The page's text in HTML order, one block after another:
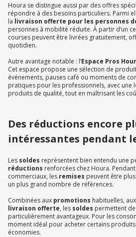
Houra se distingue aussi par des offres
répondre à des besoins particuliers. Parmi
la livraison offerte pour les personnes
personnes à mobilité réduite. À partir d’un
courses peuvent être livrées gratuitement,
quotidien.
Autre avantage notable : l’Espace Pros
Cet espace propose une sélection de
événements, pauses café ou moments de
pratiques pour les professionnels, avec une
produits de qualité, tout en maîtrisant les
Des réductions encore
intéressantes pendant
Les soldes représentent bien entendu une
réductions renforcées chez Houra.
commerciaux, les remises peuvent être
un plus grand nombre de références.
Combinées aux promotions habituelles,
livraison offerte, les soldes permettent
particulièrement avantageux. Pour les
moment idéal pour acheter certains produits
économies.